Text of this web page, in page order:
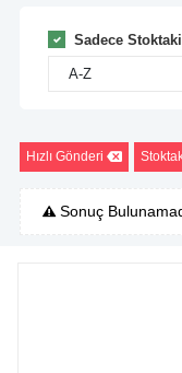
Sadece
A-Z
Hızlı Gönderi
Sonuç